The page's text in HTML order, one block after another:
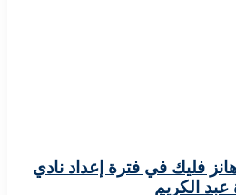
فليك في فترة إعداد نادي
الكريم